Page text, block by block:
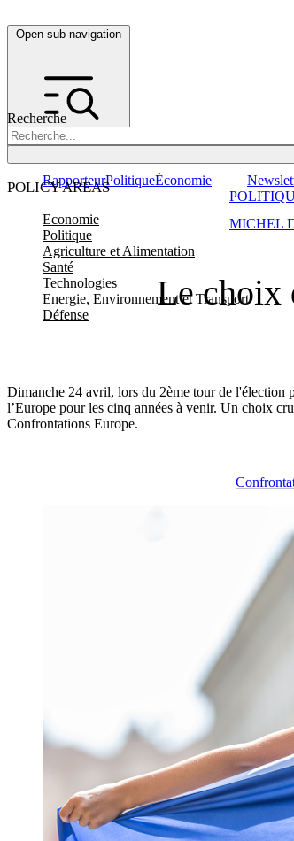
Open sub navigation
Recherche
POLICY AREAS
Economie
Politique
Agriculture et Alimentation
Santé
Technologies
Energie, Environnement et Transport
Défense
RapporteurPolitiqueÉconomie
Le choix
Dimanche 24 avril, lors du 2ème tour de l'élection
l’Europe pour les cinq années à venir. Un choix
Confrontations Europe.
MICHEL